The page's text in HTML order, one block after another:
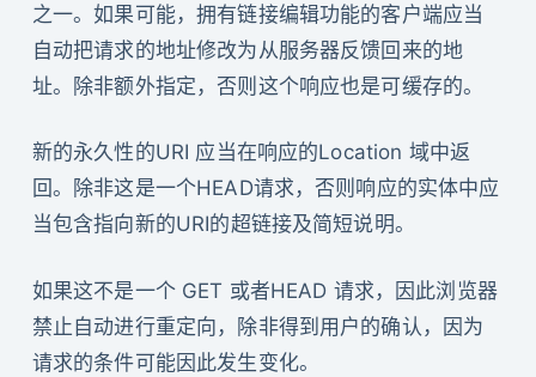
之一。如果可能，拥有链接编辑功能的客户端应当
自动把请求的地址修改为从服务器反馈回来的地
址。除非额外指定，否则这个响应也是可缓存的。
新的永久性的URI 应当在响应的Location 域中返
回。除非这是一个HEAD请求，否则响应的实体中应
当包含指向新的URI的超链接及简短说明。
如果这不是一个 GET 或者HEAD 请求，因此浏览器
禁止自动进行重定向，除非得到用户的确认，因为
请求的条件可能因此发生变化。